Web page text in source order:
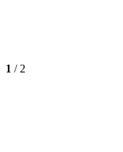
1 /2